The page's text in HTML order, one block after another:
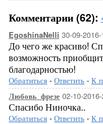
Комментарии (62):
EgoshinaNelli 30-09-
До чего же красиво!
возможность
благодарностью!
Обратиться - Ответить - К
Любовь_фрезе 02-10-
Спасибо Ниночка..
Обратиться - Ответить - К